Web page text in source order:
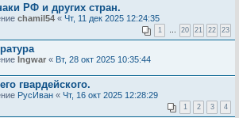
РФ и других стран.
chamil54 « Чт, 11 дек 2025 12:24:35
1 20 21 22 23
Ingwar « Вт, 28 окт 2025 10:35:44
гвардейского.
РусИван « Чт, 16 окт 2025 12:28:29
1 2 3 4